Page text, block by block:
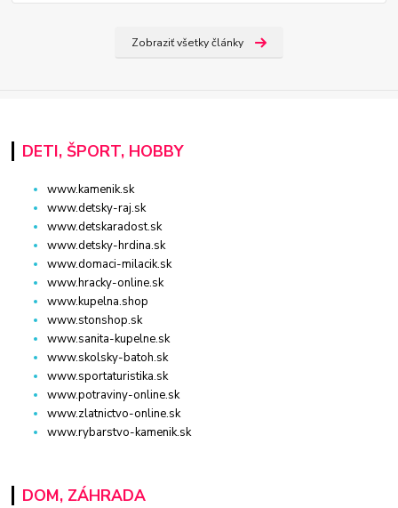
Zobraziť všetky články
DETI, ŠPORT, HOBBY
www.kamenik.sk
www.detsky-raj.sk
www.detskaradost.sk
www.detsky-hrdina.sk
www.domaci-milacik.sk
www.hracky-online.sk
www.kupelna.shop
www.stonshop.sk
www.sanita-kupelne.sk
www.skolsky-batoh.sk
www.sportaturistika.sk
www.potraviny-online.sk
www.zlatnictvo-online.sk
www.rybarstvo-kamenik.sk
DOM, ZÁHRADA